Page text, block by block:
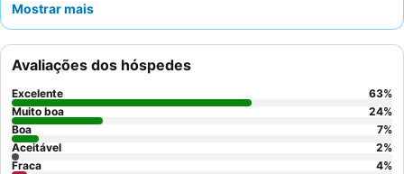
de um clube infantil dedicado e piscina com jogos de água para
consistentemente os funcionários, que são universalmente
simpáticos e atenciosos, e o buffet de pequeno-almoço é um
destaque, oferecendo uma grande variedade. Para uma estadia
mais espaçosa, considere reservar um dos
com
sala de estar e cozinha.
Mostrar mais
Avaliações dos hóspedes
Excelente 63%
Muito boa
24%
Boa
7%
Aceitável
2%
Fraca
4%